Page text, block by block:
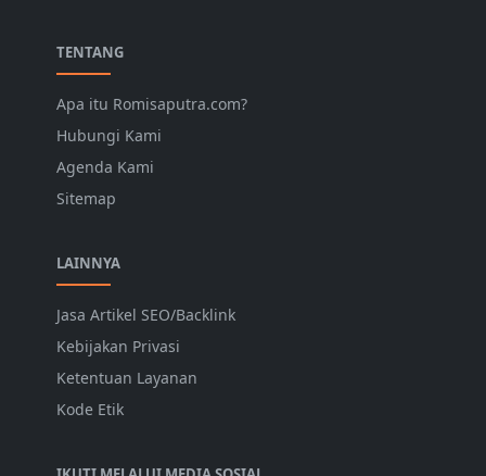
TENTANG
Apa itu Romisaputra.com?
Hubungi Kami
Agenda Kami
Sitemap
LAINNYA
Jasa Artikel SEO/Backlink
Kebijakan Privasi
Ketentuan Layanan
Kode Etik